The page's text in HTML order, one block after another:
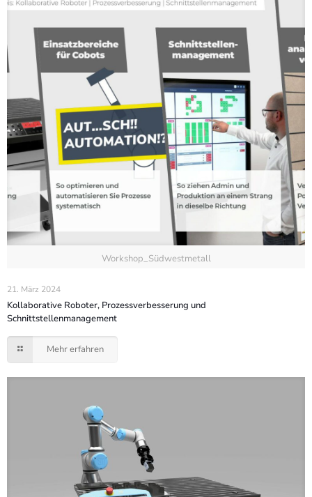
Workshop_Südwestmetall
21. März 2024
Kollaborative Roboter, Prozessverbesserung und
Schnittstellenmanagement
Mehr erfahren